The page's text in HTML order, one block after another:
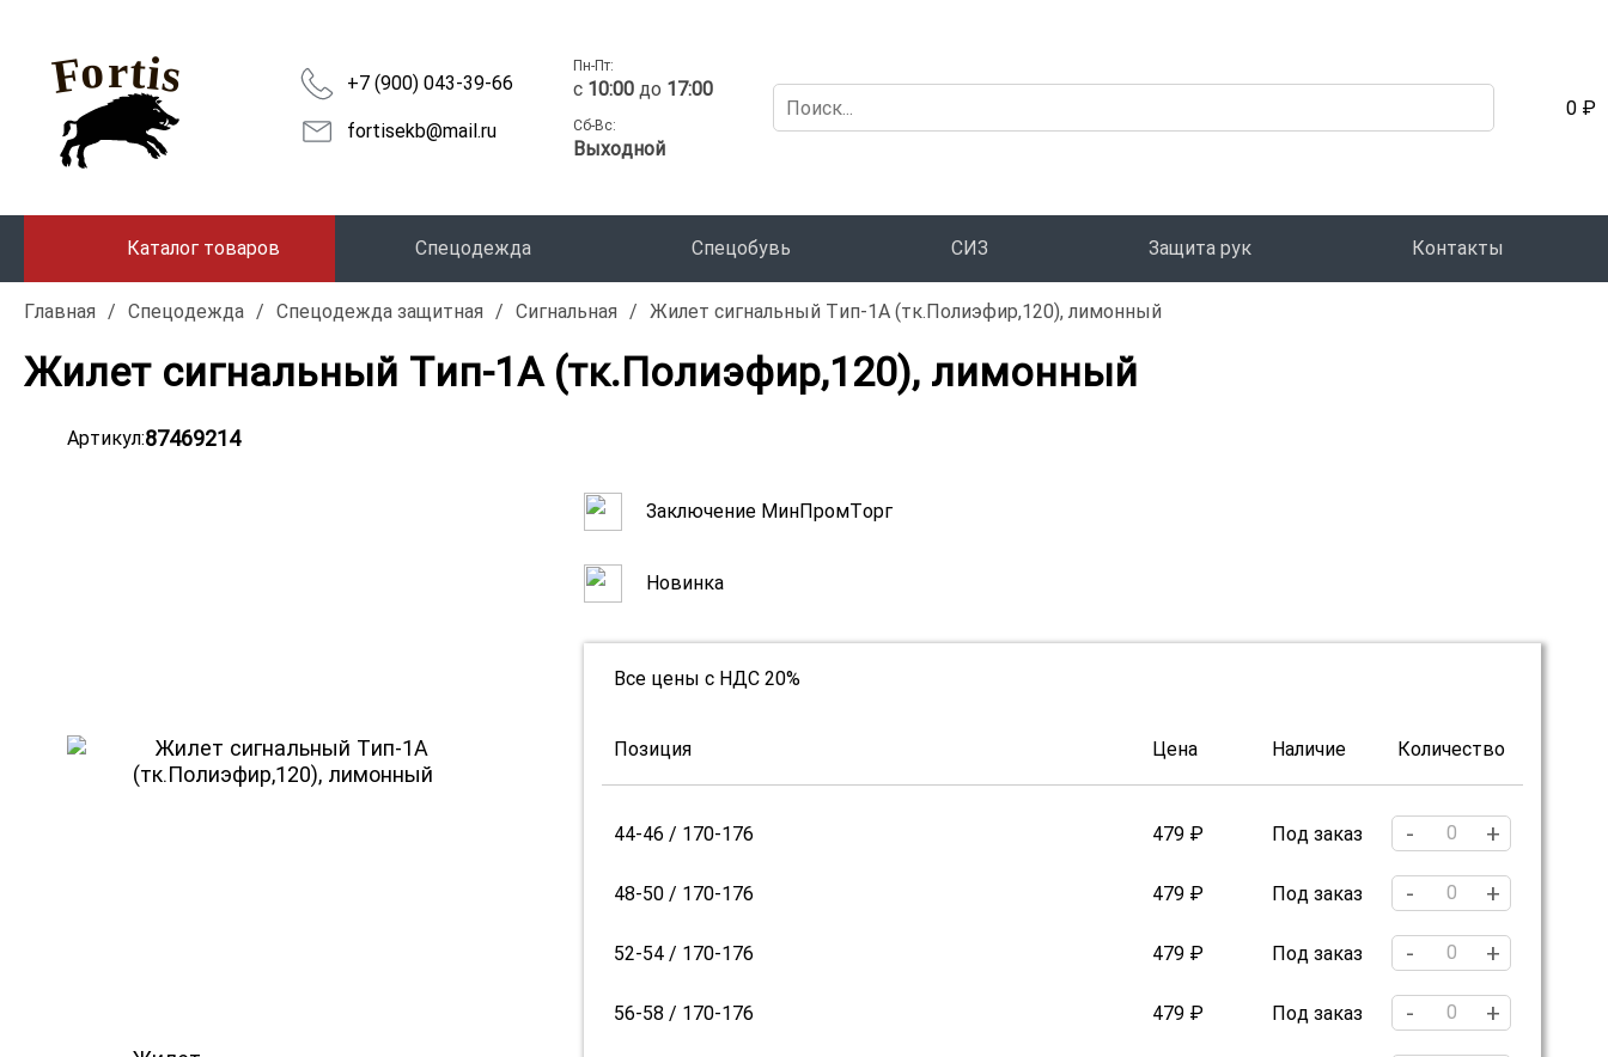
+7 (900) 043-39-66
fortisekb@mail.ru
Пн-Пт:
c 10:00 до 17:00
Сб-Вс:
Выходной
0 ₽
Каталог товаров Спецодежда Спецобувь СИЗ Защита рук Контакты
Главная / Спецодежда / Спецодежда защитная / Сигнальная / Жилет сигнальный Тип-1А (тк.Полиэфир,120), лимонный
Жилет сигнальный Тип-1А (тк.Полиэфир,120), лимонный
Артикул:87469214
Заключение МинПромТорг
Новинка
Все цены с НДС 20%
Позиция Цена Наличие Количество
44-46 / 170-176 479 ₽ Под заказ - +
48-50 / 170-176 479 ₽ Под заказ - +
52-54 / 170-176 479 ₽ Под заказ - +
56-58 / 170-176 479 ₽ Под заказ - +